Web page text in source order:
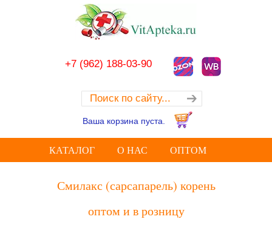
+7 (962) 188-03-90
Ваша корзина пуста.
КАТАЛОГ О НАС ОПТОМ
Смилакс (сарсапарель) корень
оптом и в розницу